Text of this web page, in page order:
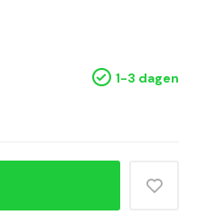
1-3 dagen